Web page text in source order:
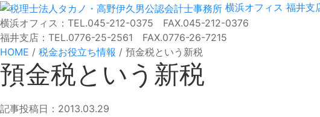
横浜オフィス 福井支
横浜オフィス：TEL.045-212-0375 FAX.045-212-0376
福井支店：TEL.0776-25-2561 FAX.0776-26-7215
HOME / 税金お役立ち情報 / 預金税という新税
預金税という新税
記事投稿日：2013.03.29